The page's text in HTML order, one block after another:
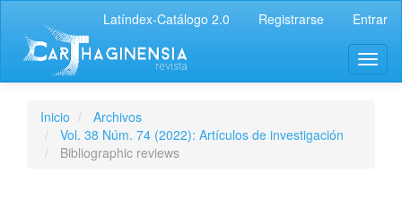
Latíndex-Catálogo 2.0 Registrarse Entrar
Inicio
Archivos
Vol. 38 Núm. 74 (2022): Artículos de investigación
Bibliographic reviews